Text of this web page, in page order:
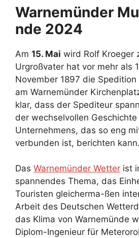
Warnemünder
nde 2024
Am 15. Mai wird Rolf Kroeger
Urgroßvater hat vor mehr als
November 1897 die
am Warnemünder
klar, dass der Spediteur
der wechselvollen
Unternehmens, das so eng
verbunden ist, berichten kann.
Das Warnemünder Wetter ist
spannendes Thema, das
Touristen gleicherma-ßen
Arbeit des Deutschen
das Klima von Warnemünde
Diplom-Ingenieur für